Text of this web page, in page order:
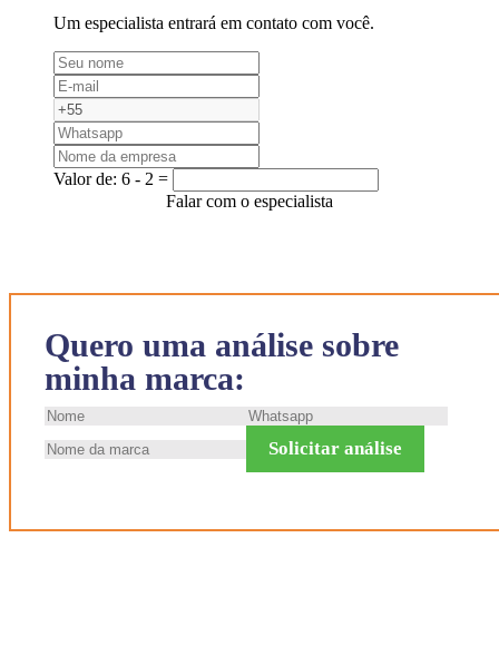
Quero uma análise sobre
minha marca:
Solicitar análise
Um especialista entrará em contato com você.
Valor de: 6 - 2 =
Falar com o especialista